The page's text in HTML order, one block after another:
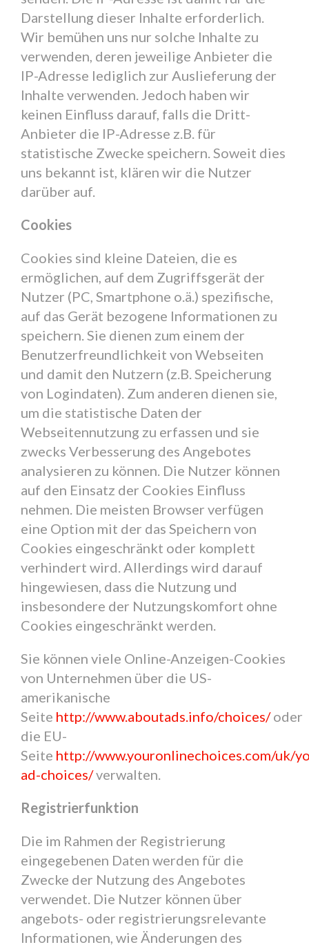
Darstellung dieser Inhalte erforderlich.
Wir bemühen uns nur solche Inhalte zu
verwenden, deren jeweilige Anbieter die
IP-Adresse lediglich zur Auslieferung der
Inhalte verwenden. Jedoch haben wir
keinen Einfluss darauf, falls die Dritt-
Anbieter die IP-Adresse z.B. für
statistische Zwecke speichern. Soweit dies
uns bekannt ist, klären wir die Nutzer
darüber auf.
Cookies
Cookies sind kleine Dateien, die es
ermöglichen, auf dem Zugriffsgerät der
Nutzer (PC, Smartphone o.ä.) spezifische,
auf das Gerät bezogene Informationen zu
speichern. Sie dienen zum einem der
Benutzerfreundlichkeit von Webseiten
und damit den Nutzern (z.B. Speicherung
von Logindaten). Zum anderen dienen sie,
um die statistische Daten der
Webseitennutzung zu erfassen und sie
zwecks Verbesserung des Angebotes
analysieren zu können. Die Nutzer können
auf den Einsatz der Cookies Einfluss
nehmen. Die meisten Browser verfügen
eine Option mit der das Speichern von
Cookies eingeschränkt oder komplett
verhindert wird. Allerdings wird darauf
hingewiesen, dass die Nutzung und
insbesondere der Nutzungskomfort ohne
Cookies eingeschränkt werden.
Sie können viele Online-Anzeigen-Cookies
von Unternehmen über die US-
amerikanische
Seite http://www.aboutads.info/choices/oder
die EU-
Seite http://www.youronlinechoices.com/uk/
ad-choices/verwalten.
Registrierfunktion
Die im Rahmen der Registrierung
eingegebenen Daten werden für die
Zwecke der Nutzung des Angebotes
verwendet. Die Nutzer können über
angebots- oder registrierungsrelevante
Informationen, wie Änderungen des